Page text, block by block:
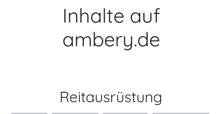
Inhalte auf
ambery.de
Reitausrüstung